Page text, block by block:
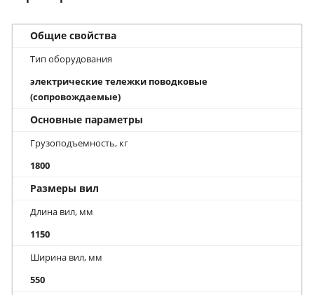
Общие свойства
Тип оборудования
электрические тележки поводковые
(сопровождаемые)
Основные параметры
Грузоподъемность, кг
1800
Размеры вил
Длина вил, мм
1150
Ширина вил, мм
550